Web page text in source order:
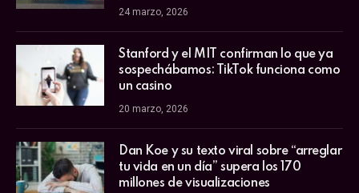
24 marzo, 2026
Stanford y el MIT confirman lo que ya
sospechábamos: TikTok funciona como
un casino
20 marzo, 2026
Dan Koe y su texto viral sobre “arreglar
tu vida en un día” supera los 170
millones de visualizaciones